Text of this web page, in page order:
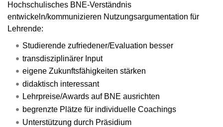
Hochschulisches BNE-Verständnis
entwickeln/kommunizieren Nutzungsargumentation für
Lehrende:
Studierende zufriedener/Evaluation besser
transdisziplinärer Input
eigene Zukunftsfähigkeiten stärken
didaktisch interessant
Lehrpreise/Awards auf BNE ausrichten
begrenzte Plätze für individuelle Coachings
Unterstützung durch Präsidium